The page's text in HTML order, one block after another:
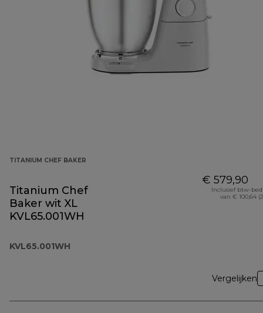
TITANIUM CHEF BAKER
Titanium Chef
Baker wit XL
KVL65.001WH
KVL65.001WH
€ 579,90
Inclusief btw-
van € 100,64
Vergelijken